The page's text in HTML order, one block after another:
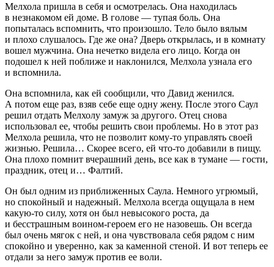
Мелхола пришла в себя и осмотрелась. Она находилась
в незнакомом ей доме. В голове — тупая боль. Она
попыталась вспомнить, что произошло. Тело было вялым
и плохо слушалось. Где же она? Дверь открылась, и в комнату
вошел мужчина. Она нечетко видела его лицо. Когда он
подошел к ней поближе и наклонился, Мелхола узнала его
и вспомнила.
Она вспомнила, как ей сообщили, что Давид женился.
А потом еще раз, взяв себе еще одну жену. После этого Саул
решил отдать Мелхолу замуж за другого. Отец снова
использовал ее, чтобы решить свои проблемы. Но в этот раз
Мелхола решила, что не позволит кому-то управлять своей
жизнью. Решила… Скорее всего, ей что-то добавили в пищу.
Она плохо помнит вчерашний день, все как в тумане — гости,
праздник, отец и… Фалтий.
Он был одним из приближенных Саула. Немного угрюмый,
но спокойный и надежный. Мелхола всегда ощущала в нем
какую-то силу, хотя он был невысокого роста, да
и бесстрашным воином-героем его не назовешь. Он всегда
был очень мягок с ней, и она чувствовала себя рядом с ним
спокойно и уверенно, как за каменной стеной. И вот теперь ее
отдали за него замуж против ее воли.